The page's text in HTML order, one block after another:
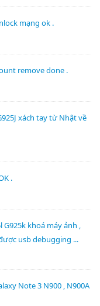
mạng ok .
remove done .
xách tay từ Nhật về
.
G925k khoá máy ảnh ,
usb debugging ...
Note 3 N900 , N900A